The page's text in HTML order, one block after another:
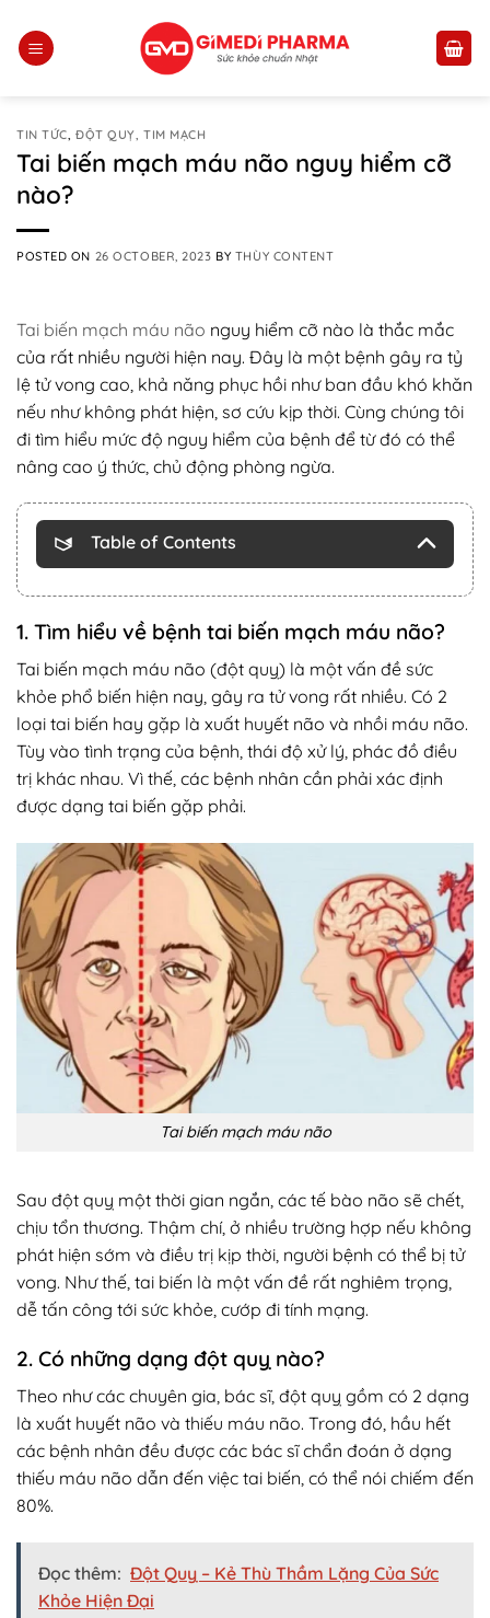
content
TIN TỨC,ĐỘT QUỴ, TIM MẠCH
Tai biến mạch máu não nguy hiểm cỡ
nào?
POSTED ON 26 OCTOBER, 2023 BY THÙY CONTENT
Tai biến mạch máu não nguy hiểm cỡ nào là thắc mắc
của rất nhiều người hiện nay. Đây là một bệnh gây ra tỷ
lệ tử vong cao, khả năng phục hồi như ban đầu khó khăn
nếu như không phát hiện, sơ cứu kịp thời. Cùng chúng tôi
đi tìm hiểu mức độ nguy hiểm của bệnh để từ đó có thể
nâng cao ý thức, chủ động phòng ngừa.
Table of Contents
1. Tìm hiểu về bệnh tai biến mạch máu não?
Tai biến mạch máu não (đột quỵ) là một vấn đề sức
khỏe phổ biến hiện nay, gây ra tử vong rất nhiều. Có 2
loại tai biến hay gặp là xuất huyết não và nhồi máu não.
Tùy vào tình trạng của bệnh, thái độ xử lý, phác đồ điều
trị khác nhau. Vì thế, các bệnh nhân cần phải xác định
được dạng tai biến gặp phải.
Tai biến mạch máu não
Sau đột quỵ một thời gian ngắn, các tế bào não sẽ chết,
chịu tổn thương. Thậm chí, ở nhiều trường hợp nếu không
phát hiện sớm và điều trị kịp thời, người bệnh có thể bị tử
vong. Như thế, tai biến là một vấn đề rất nghiêm trọng,
dễ tấn công tới sức khỏe, cướp đi tính mạng.
2. Có những dạng đột quỵ nào?
Theo như các chuyên gia, bác sĩ, đột quỵ gồm có 2 dạng
là xuất huyết não và thiếu máu não. Trong đó, hầu hết
các bệnh nhân đều được các bác sĩ chẩn đoán ở dạng
thiếu máu não dẫn đến việc tai biến, có thể nói chiếm đến
80%.
Đọc thêm: Đột Quỵ – Kẻ Thù Thầm Lặng Của Sức
Khỏe Hiện Đại